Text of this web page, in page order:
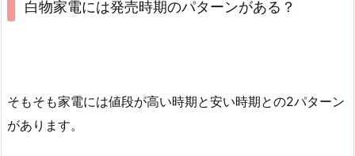
白物家電には発売時期のパターンがある？
そもそも家電には値段が高い時期と安い時期との2パターン
があります。